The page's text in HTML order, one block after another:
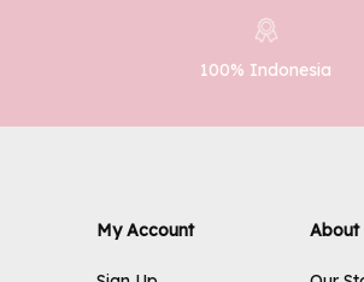
100% Indonesia
My Account About